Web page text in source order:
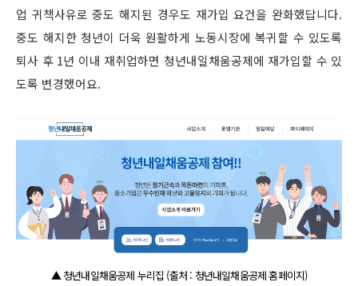
업 귀책사유로 중도 해지된 경우도 재가입 요건을 완화했답니다.
중도 해지한 청년이 더욱 원활하게 노동시장에 복귀할 수 있도록
퇴사 후 1년 이내 재취업하면 청년내일채움공제에 재가입할 수 있
도록 변경했어요.
▲ 청년내일채움공제 누리집 (출처 : 청년내일채움공제 홈페이지)